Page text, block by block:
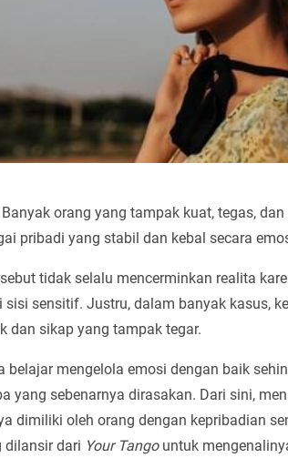
orang yang tampak kuat, tegas,
pribadi yang stabil dan kebal secara
tidak selalu mencerminkan realita
sisi sensitif. Justru, dalam banyak kasus,
dan sikap yang tampak tegar.
belajar mengelola emosi dengan baik
yang sebenarnya dirasakan. Dari sini,
dimiliki oleh orang dengan kepribadian
dilansir dari Your Tangountuk